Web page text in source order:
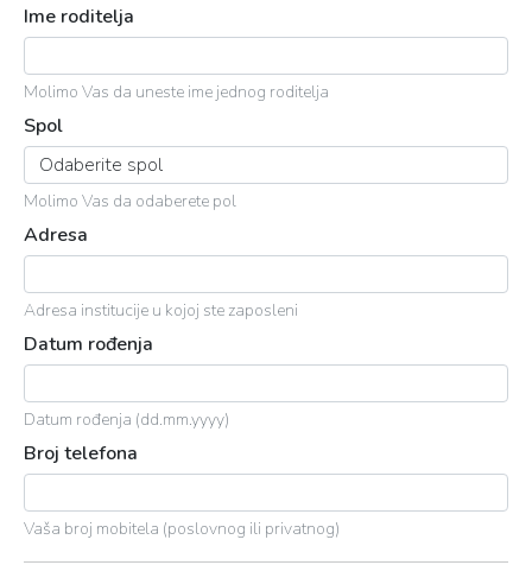
Ime roditelja
Molimo Vas da uneste ime jednog roditelja
Spol
Molimo Vas da odaberete pol
Adresa
Adresa institucije u kojoj ste zaposleni
Datum rođenja
Datum rođenja (dd.mm.yyyy)
Broj telefona
Vaša broj mobitela (poslovnog ili privatnog)